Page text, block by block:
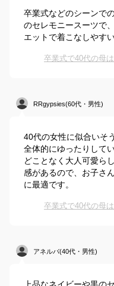
卒業式などのシーンで
のセレモニースーツで
エットで着こなしやすい
卒業式で40代の母
RRgypsies(60代・男性)
40代の女性に似合いそ
全体的にゆったりして
どことなく大人可愛ら
感があるので、お子さ
に最適です。
卒業式で40代の母
アネルバ(40代・男性)